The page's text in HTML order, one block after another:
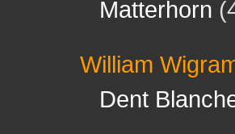
Matterhorn
William
Dent